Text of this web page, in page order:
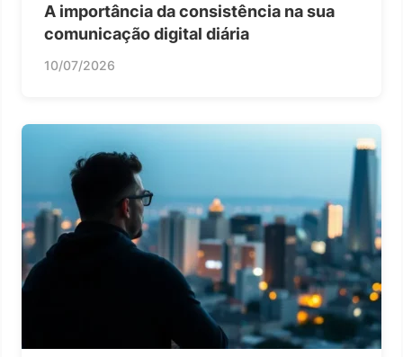
A importância da consistência na sua
comunicação digital diária
10/07/2026